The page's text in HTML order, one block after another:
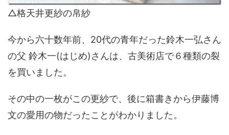
△格天井更紗の帛紗
今から六十数年前、20代の青年だった鈴木一弘さん
の父 鈴木一(はじめ)さんは、古美術店で６種類の裂
を買いました。
その中の一枚がこの更紗で、後に箱書きから伊藤博
文の愛用の物だったことがわかりました。